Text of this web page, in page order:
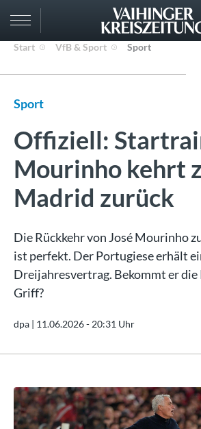
Start VfB & Sport Sport
Sport
Offiziell:
Mourinho kehrt
Madrid zurück
Die Rückkehr von José Mourinho
ist perfekt. Der Portugiese erhält
Dreijahresvertrag. Bekommt er die
Griff?
dpa | 11.06.2026 - 20:31 Uhr